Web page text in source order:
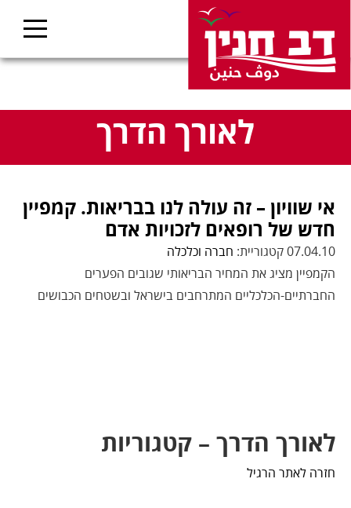
לאורך הדרך
אי שוויון – זה עולה לנו בבריאות. קמפיין
חדש של רופאים לזכויות אדם
07.04.10 קטגוריית:
חברה וכלכלה
הקמפיין מציג את המחיר הבריאותי שגובים הפערים
החברתיים-הכלכליים המתרחבים בישראל ובשטחים הכבושים
לאורך הדרך – קטגוריות
חזרה לאתר הרגיל